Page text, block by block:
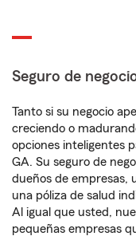
Seguro de
Tanto si su negocio
creciendo o
opciones inteligentes
GA. Su seguro de
dueños de empresas,
una póliza de salud
Al igual que usted,
pequeñas empresas